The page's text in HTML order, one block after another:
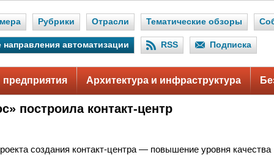
Рубрики Отрасли Тематические обзоры
автоматизации RSS Подписка
Архитектура и инфраструктура
построила контакт-центр
создания контакт-центра — повышение уровня качества